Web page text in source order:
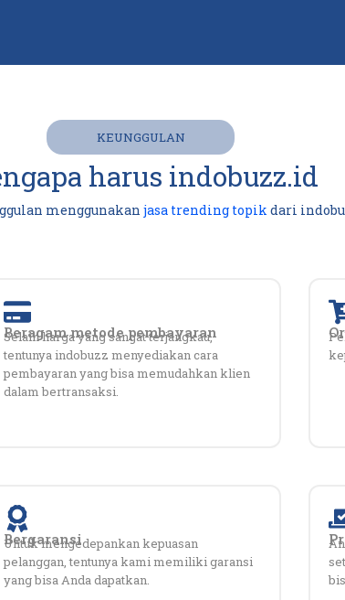
KEUNGGULAN
harus indobuzz.id
menggunakan jasa trending topik dari
Beragam metode pembayaran
Selain harga yang sangat terjangkau,
tentunya indobuzz menyediakan cara
pembayaran yang bisa memudahkan klien
dalam bertransaksi.
Bergaransi
Untuk mengedepankan kepuasan
pelanggan, tentunya kami memiliki garansi
yang bisa Anda dapatkan.